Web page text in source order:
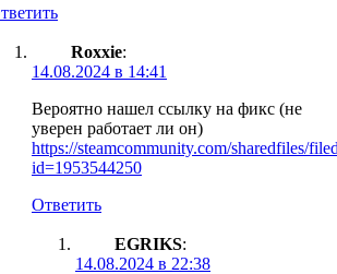
Roxxie:
14.08.2024 в 14:41
Вероятно нашел ссылку на фикс (не
уверен работает ли он)
https://steamcommunity.com/sharedfiles/
id=1953544250
Ответить
EGRIKS:
14.08.2024 в 22:38